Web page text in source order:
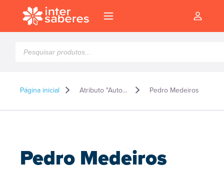
produtos
Página inicial Atributo "Autor" de produto Pedro Medeiros
Pedro Medeiros